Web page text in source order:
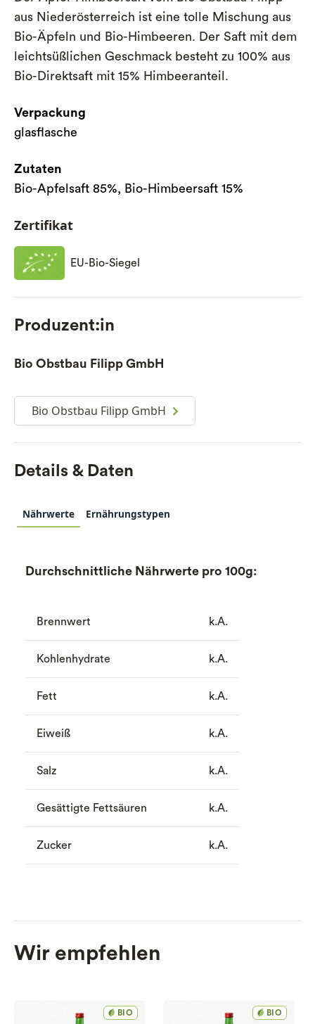
aus Niederösterreich ist eine tolle Mischung aus
Bio-Äpfeln und Bio-Himbeeren. Der Saft mit dem
leichtsüßlichen Geschmack besteht zu 100% aus
Bio-Direktsaft mit 15% Himbeeranteil.
Verpackung
glasflasche
Zutaten
Bio-Apfelsaft 85%, Bio-Himbeersaft 15%
Zertifikat
EU-Bio-Siegel
Produzent:in
Bio Obstbau Filipp GmbH
Bio Obstbau Filipp GmbH
Details & Daten
Nährwerte Ernährungstypen
Durchschnittliche Nährwerte pro 100g:
Brennwert k.A.
Kohlenhydrate k.A.
Fett k.A.
Eiweiß k.A.
Salz k.A.
Gesättigte Fettsäuren k.A.
Zucker k.A.
Wir empfehlen
BIO BIO